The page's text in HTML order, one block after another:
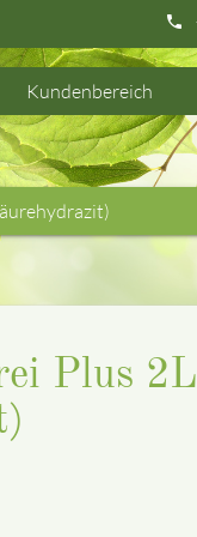
phone
Kundenbereich
Plus